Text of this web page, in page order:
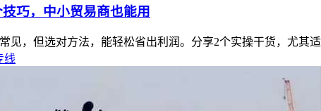
巧，中小贸易商也能用
见，但选对方法，能轻松省出利润。分享2个实操干货，尤
线